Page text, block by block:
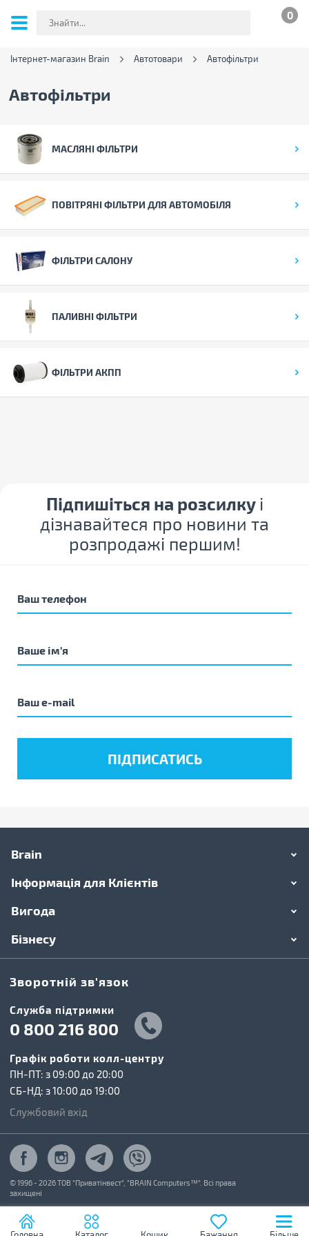
0
Інтернет-магазин Brain Автотовари Автофільтри
Автофільтри
МАСЛЯНІ ФІЛЬТРИ
ПОВІТРЯНІ ФІЛЬТРИ ДЛЯ АВТОМОБІЛЯ
ФІЛЬТРИ САЛОНУ
ПАЛИВНІ ФІЛЬТРИ
ФІЛЬТРИ АКПП
Підпишіться на розсилку і
дізнавайтеся про новини та
розпродажі першим!
Brain
Інформація для Клієнтів
Вигода
Бізнесу
Зворотній зв'язок
Cлужба підтримки
0 800 216 800
Графік роботи колл-центру
ПН-ПТ: з 09:00 до 20:00
СБ-НД: з 10:00 до 19:00
Службовий вхід
© 1996 - 2026 ТОВ "Приватінвест", "BRAIN Computers™". Всі права
захищені